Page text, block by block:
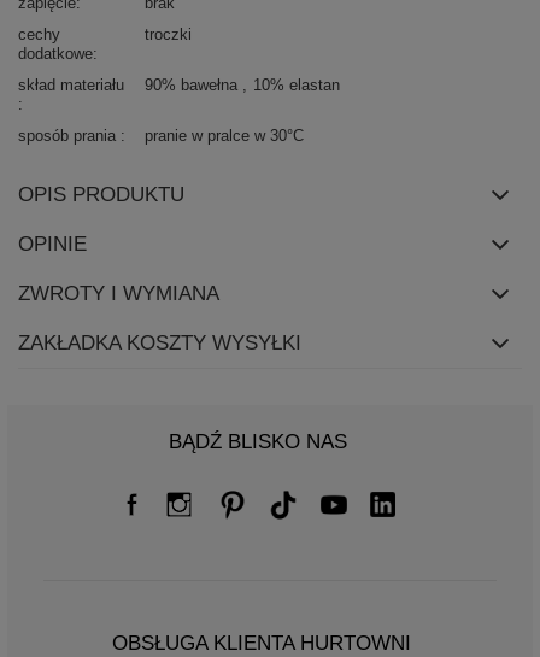
cechy
dodatkowe
troczki
skład materiału 90% bawełna 10% elastan
sposób prania pranie w pralce w 30°C
OPIS PRODUKTU
OPINIE
ZWROTY I WYMIANA
ZAKŁADKA KOSZTY WYSYŁKI
BĄDŹ BLISKO NAS
OBSŁUGA KLIENTA HURTOWNI